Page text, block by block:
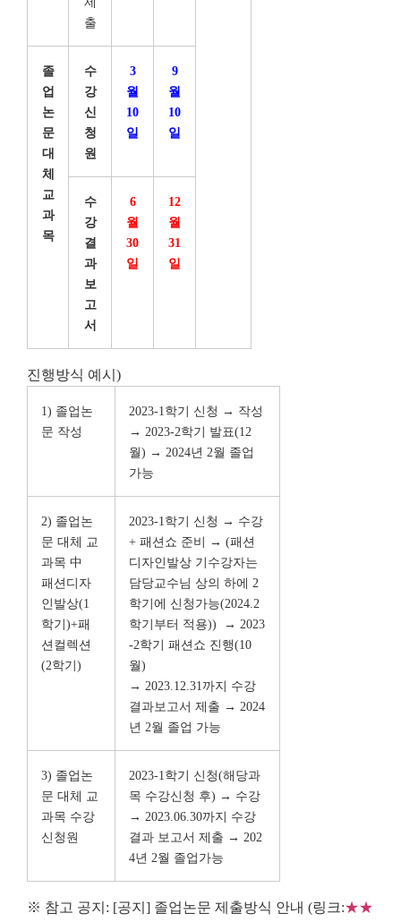
출
졸
업
논
문
대
체
교
과
목
수
강
신
청
원
3
월
10
일
9
월
10
일
수
강
결
과
보
고
서
6
월
30
일
12
월
31
일
진행방식 예시)
1) 졸업논
문 작성
2023-1학기 신청 → 작성
→ 2023-2학기 발표(12
월) → 2024년 2월 졸업
가능
2) 졸업논
문 대체 교
과목 中
패션디자
인발상(1
학기)+패
션컬렉션
(2학기)
2023-1학기 신청 → 수강
+ 패션쇼 준비 → (패션
디자인발상 기수강자는
담당교수님 상의 하에 2
학기에 신청가능(2024.2
학기부터 적용))
→ 2023
-2학기 패션쇼 진행(10
월)
→ 2023.12.31까지 수강
결과보고서 제출 → 2024
년 2월 졸업 가능
3) 졸업논
문 대체 교
과목 수강
신청원
2023-1학기 신청(해당과
목 수강신청 후) → 수강
→ 2023.06.30까지 수강
결과 보고서 제출 → 202
4년 2월 졸업가능
※ 참고 공지: [공지] 졸업논문 제출방식 안내 (링크:★★